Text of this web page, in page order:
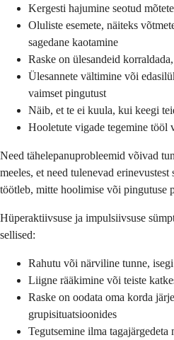
Kergesti hajumine seotud
Oluliste esemete, näiteks
sagedane kaotamine
Raske on ülesandeid
Ülesannete vältimine või
vaimset pingutust
Näib, et te ei kuula, kui keegi
Hooletute vigade tegemine tööl
Need tähelepanuprobleemid võivad
meeles, et need tulenevad
töötleb, mitte hoolimise või pingutuse
Hüperaktiivsuse ja impulsiivsuse
sellised:
Rahutu või närviline tunne,
Liigne rääkimine või teiste
Raske on oodata oma korda
grupisituatsioonides
Tegutsemine ilma tagajärgedeta